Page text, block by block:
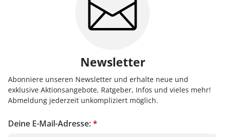
Newsletter
Abonniere unseren Newsletter und erhalte neue und
exklusive Aktionsangebote, Ratgeber, Infos und vieles mehr!
Abmeldung jederzeit unkompliziert möglich.
Deine E-Mail-Adresse:*